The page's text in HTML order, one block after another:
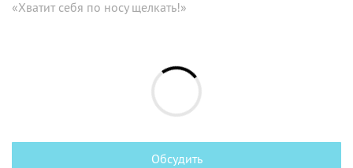
«Хватит себя по носу щелкать!»
Обсудить